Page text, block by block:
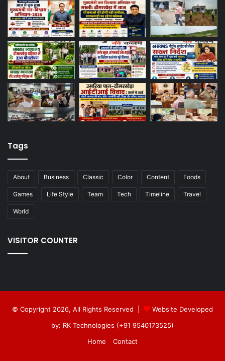
Tags
About Business Classic Color Content Foods
Games Life Style Team Tech Timeline Travel
World
VISITOR COUNTER
© Copyright 2026, All Rights Reserved |
Website Developed
by: RK Technologies (+91 9540173525)
Home
Contact